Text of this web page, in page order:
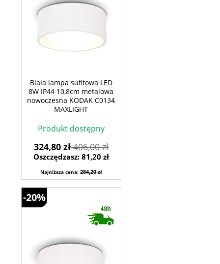
Biała lampa sufitowa LED
8W IP44 10,8cm metalowa
nowoczesna KODAK C0134
MAXLIGHT
Produkt dostępny
324,80 zł406,00 zł
Oszczędzasz: 81,20 zł
Najniższa cena:284,20 zł
-20%